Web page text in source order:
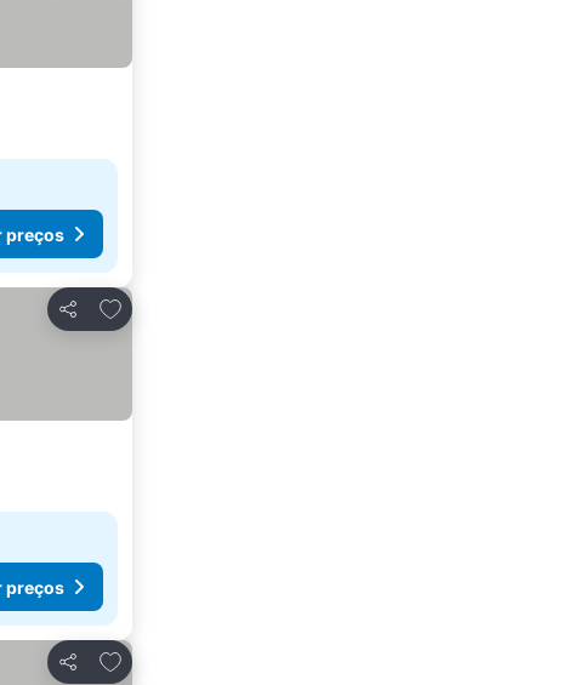
preços
Partilhar
Adicionar aos favoritos
preços
Partilhar
Adicionar aos favoritos